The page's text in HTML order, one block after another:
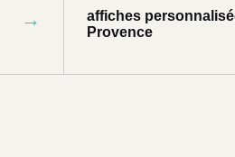
→
affiches
Provence